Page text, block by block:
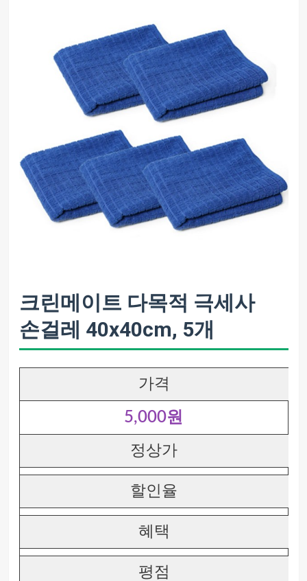
크린메이트 다목적 극세사
손걸레 40x40cm, 5개
가격
5,000원
정상가
할인율
혜택
평점